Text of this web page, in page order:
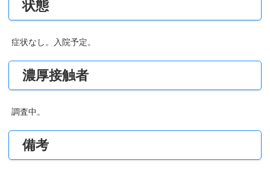
状態
症状なし。入院予定。
濃厚接触者
調査中。
備考